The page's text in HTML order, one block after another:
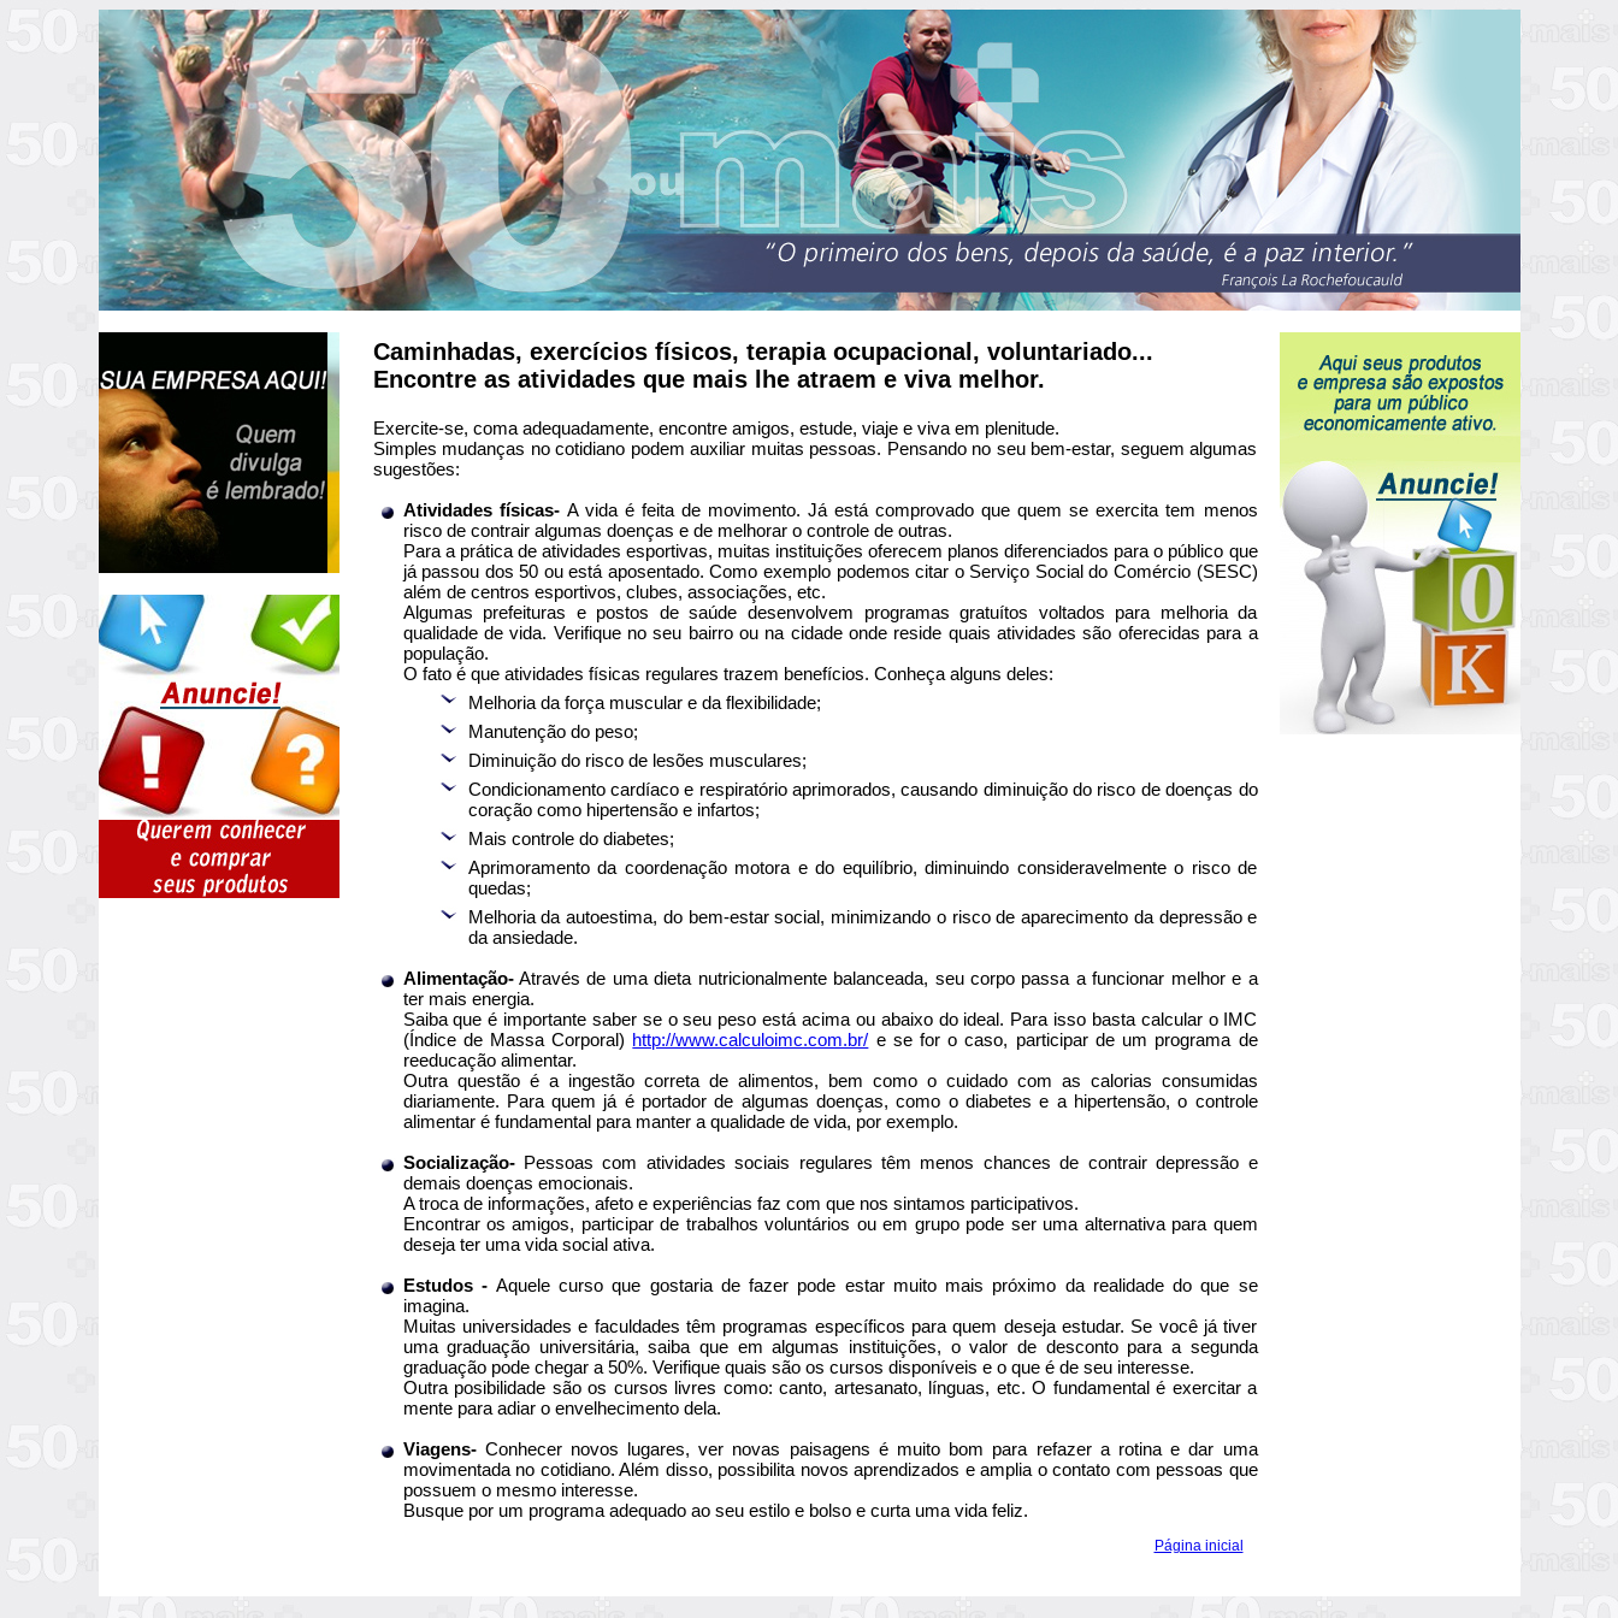
Caminhadas, exercícios físicos, terapia ocupacional, voluntariado...
Encontre as atividades que mais lhe atraem e viva melhor.
Exercite-se, coma adequadamente, encontre amigos, estude, viaje e viva em plenitude.
Simples mudanças no cotidiano podem auxiliar muitas pessoas. Pensando no seu bem-estar, seguem algumas
sugestões:
Atividades físicas- A vida é feita de movimento. Já está comprovado que quem se exercita tem menos
risco de contrair algumas doenças e de melhorar o controle de outras.
Para a prática de atividades esportivas, muitas instituições oferecem planos diferenciados para o público que
já passou dos 50 ou está aposentado. Como exemplo podemos citar o Serviço Social do Comércio (SESC)
além de centros esportivos, clubes, associações, etc.
Algumas prefeituras e postos de saúde desenvolvem programas gratuítos voltados para melhoria da
qualidade de vida. Verifique no seu bairro ou na cidade onde reside quais atividades são oferecidas para a
população.
O fato é que atividades físicas regulares trazem benefícios. Conheça alguns deles:
Melhoria da força muscular e da flexibilidade;
Manutenção do peso;
Diminuição do risco de lesões musculares;
Condicionamento cardíaco e respiratório aprimorados, causando diminuição do risco de doenças do
coração como hipertensão e infartos;
Mais controle do diabetes;
Aprimoramento da coordenação motora e do equilíbrio, diminuindo consideravelmente o risco de
quedas;
Melhoria da autoestima, do bem-estar social, minimizando o risco de aparecimento da depressão e
da ansiedade.
Alimentação-Através de uma dieta nutricionalmente balanceada, seu corpo passa a funcionar melhor e a
ter mais energia.
Saiba que é importante saber se o seu peso está acima ou abaixo do ideal. Para isso basta calcular o IMC
(Índice de Massa Corporal) http://www.calculoimc.com.br/ e se for o caso, participar de um programa de
reeducação alimentar.
Outra questão é a ingestão correta de alimentos, bem como o cuidado com as calorias consumidas
diariamente. Para quem já é portador de algumas doenças, como o diabetes e a hipertensão, o controle
alimentar é fundamental para manter a qualidade de vida, por exemplo.
Socialização-Pessoas com atividades sociais regulares têm menos chances de contrair depressão e
demais doenças emocionais.
A troca de informações, afeto e experiências faz com que nos sintamos participativos.
Encontrar os amigos, participar de trabalhos voluntários ou em grupo pode ser uma alternativa para quem
deseja ter uma vida social ativa.
Estudos - Aquele curso que gostaria de fazer pode estar muito mais próximo da realidade do que se
imagina.
Muitas universidades e faculdades têm programas específicos para quem deseja estudar. Se você já tiver
uma graduação universitária, saiba que em algumas instituições, o valor de desconto para a segunda
graduação pode chegar a 50%. Verifique quais são os cursos disponíveis e o que é de seu interesse.
Outra posibilidade são os cursos livres como: canto, artesanato, línguas, etc. O fundamental é exercitar a
mente para adiar o envelhecimento dela.
Viagens-Conhecer novos lugares, ver novas paisagens é muito bom para refazer a rotina e dar uma
movimentada no cotidiano. Além disso, possibilita novos aprendizados e amplia o contato com pessoas que
possuem o mesmo interesse.
Busque por um programa adequado ao seu estilo e bolso e curta uma vida feliz.
Página inicial